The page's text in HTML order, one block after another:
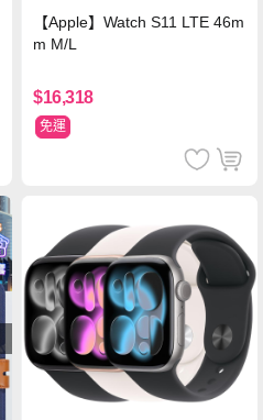
【Apple】Watch S11 LTE 46m
m M/L
$16,318
免運